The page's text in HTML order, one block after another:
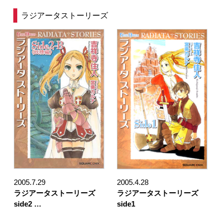
ラジアータストーリーズ
2005.7.29
ラジアータストーリーズ
side2 …
2005.4.28
ラジアータストーリーズ
side1